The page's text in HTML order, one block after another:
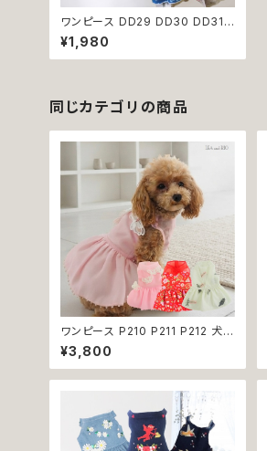
ワンピース DD29 DD30 DD31
DD32 DD33 ワンピ カジュアル
ノースリーブ タンクトップ 犬 猫 ペ
ット 服 犬服 猫服 犬の服 猫の服
¥1,980
同じカテゴリの商品
ワンピース P210 P211 P212 犬
イエロー ピンク ホワイト レッド レ
モン 蝶 フラワー 猫 ペット 服 犬服
犬の服 犬洋服 犬の洋服 洋服 猫
ドッグウェア ドッグウエア 女の子
小型犬 おしゃれ かわいい 可愛い
透け感 コットン 返品交換不可
¥3,800